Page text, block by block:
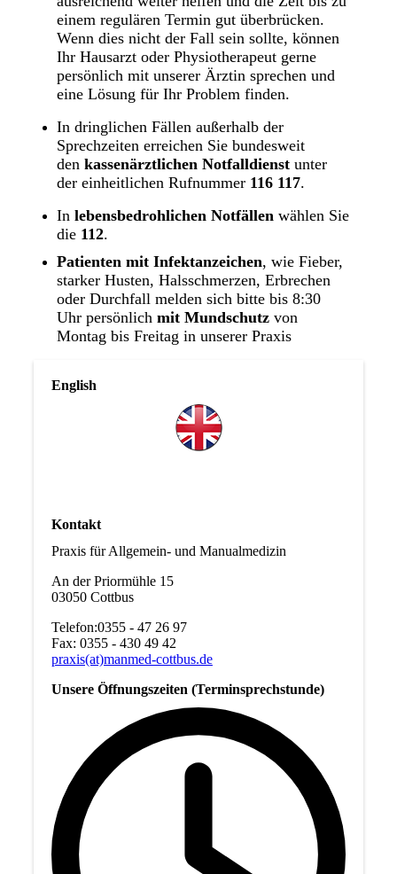
einem regulären Termin gut überbrücken.
Wenn dies nicht der Fall sein sollte, können
Ihr Hausarzt oder Physiotherapeut gerne
persönlich mit unserer Ärztin sprechen und
eine Lösung für Ihr Problem finden.
In dringlichen Fällen außerhalb der
Sprechzeiten erreichen Sie bundesweit
den kassenärztlichen Notfalldienstunter
der einheitlichen Rufnummer 116 117.
In lebensbedrohlichen Notfällenwählen Sie
die 112.
Patienten mit Infektanzeichen, wie Fieber,
starker Husten, Halsschmerzen, Erbrechen
oder Durchfall melden sich bitte bis 8:30
Uhr persönlich mit Mundschutzvon
Montag bis Freitag in unserer Praxis
English
Kontakt
Praxis für Allgemein- und Manualmedizin
An der Priormühle 15
03050 Cottbus
Telefon:0355 - 47 26 97
Fax: 0355 - 430 49 42
praxis(at)manmed-cottbus.de
Unsere Öffnungszeiten (Terminsprechstunde)